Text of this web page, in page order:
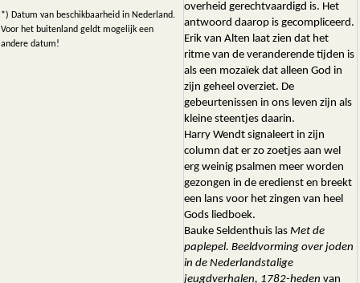
overheid gerechtvaardigd is. Het
antwoord daarop is gecompliceerd.
Erik van Alten laat zien dat het
ritme van de veranderende tijden is
als een mozaïek dat alleen God in
zijn geheel overziet. De
gebeurtenissen in ons leven zijn als
kleine steentjes daarin.
Harry Wendt signaleert in zijn
column dat er zo zoetjes aan wel
erg weinig psalmen meer worden
gezongen in de eredienst en breekt
een lans voor het zingen van heel
Gods liedboek.
Bauke Seldenthuis las Met de
paplepel. Beeldvorming over joden
in de Nederlandstalige
jeugdverhalen, 1782-heden van
*) Datum van beschikbaarheid in Nederland.
Voor het buitenland geldt mogelijk een
andere datum!